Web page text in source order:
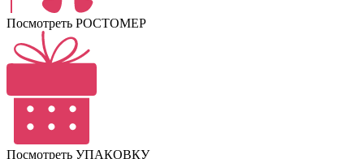
Посмотреть РОСТОМЕР
Посмотреть УПАКОВКУ